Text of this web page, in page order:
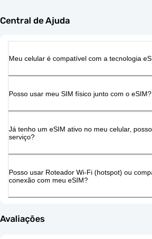
Central de Ajuda
Meu celular é compatível com a tecnologia
Posso usar meu SIM físico junto com o eSIM?
Já tenho um eSIM ativo no meu celular,
serviço?
Posso usar Roteador Wi-Fi (hotspot) ou
conexão com meu eSIM?
Avaliações